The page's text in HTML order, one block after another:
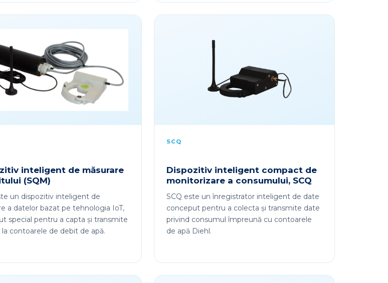
inteligent de măsurare
(SQM)
un dispozitiv inteligent de
a datelor bazat pe tehnologia IoT,
special pentru a capta și transmite
contoarele de debit de apă.
SCQ
Dispozitiv inteligent compact de
monitorizare a consumului, SCQ
SCQ este un înregistrator inteligent de date
conceput pentru a colecta și transmite date
privind consumul împreună cu contoarele
de apă Diehl.